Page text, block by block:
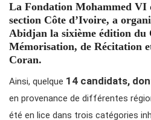
La Fondation Mohammed VI
section Côte d’Ivoire, a
Abidjan la sixième édition du
Mémorisation, de Récitation
Coran.
Ainsi, quelque 14 candidats,
en provenance de différentes
été en lice dans trois catégories